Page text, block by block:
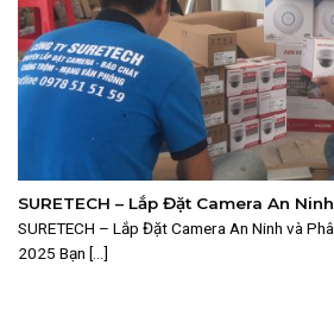
SURETECH – Lắp Đặt Camera An
Imou, Ezviz 2025
SURETECH – Lắp Đặt Camera An Ninh và
2025 Bạn [...]